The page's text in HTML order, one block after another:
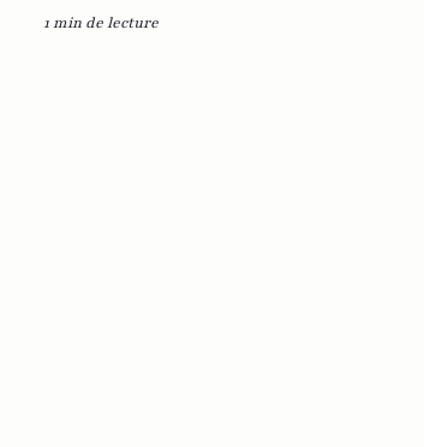
1 min de lecture